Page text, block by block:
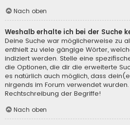
Nach oben
Weshalb erhalte ich bei der Suche
Deine Suche war möglicherweise zu
enthielt zu viele gängige Wörter,
indiziert werden. Stelle eine
die Optionen, die dir die erweiterte
es natürlich auch möglich, dass
nirgends im Forum verwendet
Rechtschreibung der Begriffe!
Nach oben